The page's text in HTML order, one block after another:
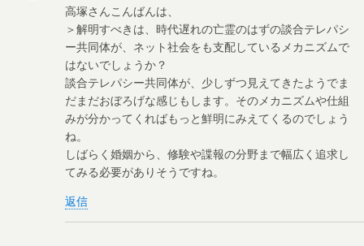
高塚さんこんばんは、
＞解明すべきは、時代遅れの亡霊のはずの談合テレパシ
ー共同体が、ネット社会をも支配しているメカニズムで
はないでしょうか？
談合テレパシー共同体が、少しずつ見えてきたようでま
だまだおぼろげな感じもします。そのメカニズムや仕組
みが分かってくればもっと鮮明にみえてくるのでしょう
ね。
しばらく婚姻から、修験や諜報の分野まで幅広く追求し
てみる必要がありそうですね。
返信